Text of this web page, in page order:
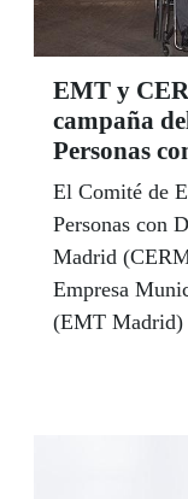
EMT y
campaña
Personas
El Comité de
Personas con
Madrid
Empresa
(EMT Madrid)
Internacional
que se